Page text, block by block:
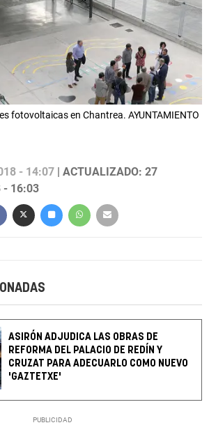
fotovoltaicas en Chantrea. AYUNTAMIENTO
- 14:07 | ACTUALIZADO: 27
- 16:03
ASIRÓN ADJUDICA LAS OBRAS DE
REFORMA DEL PALACIO DE REDÍN Y
CRUZAT PARA ADECUARLO COMO NUEVO
'GAZTETXE'